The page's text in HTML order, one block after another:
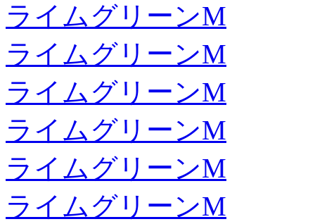
ライムグリーンM
ライムグリーンM
ライムグリーンM
ライムグリーンM
ライムグリーンM
ライムグリーンM